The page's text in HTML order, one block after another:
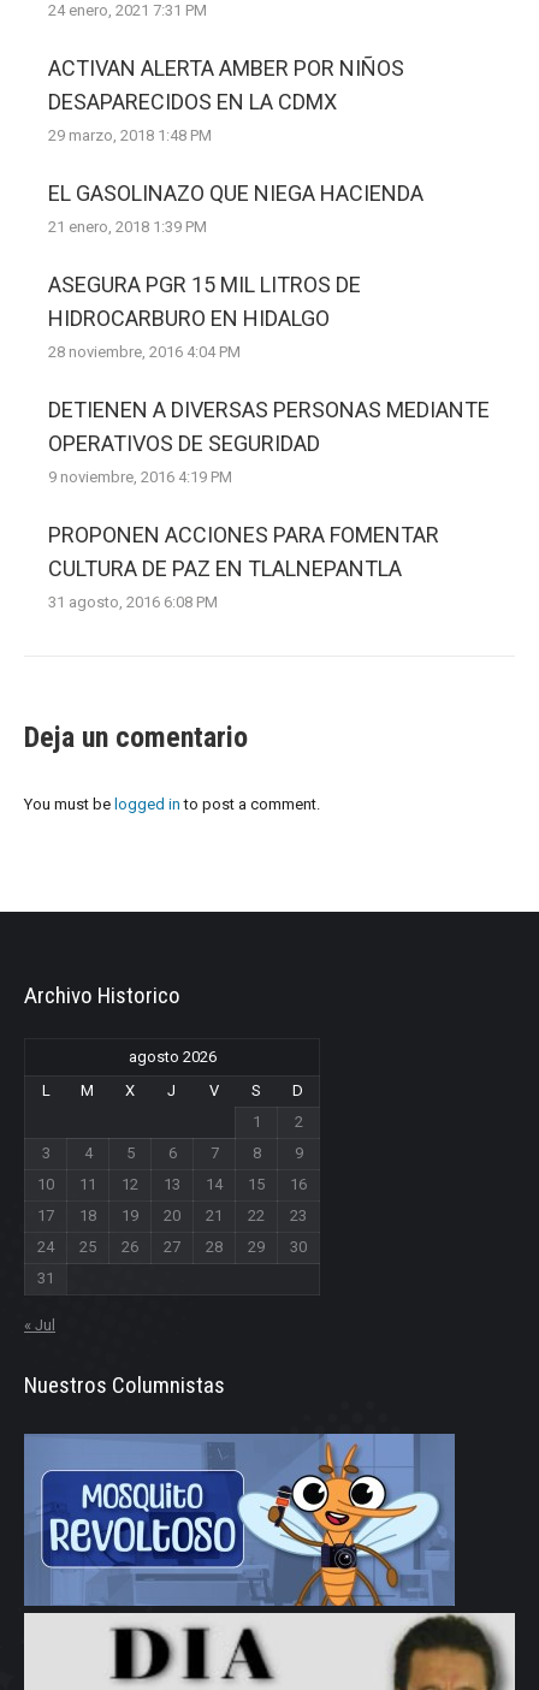
24 enero, 2021 7:31 PM
ACTIVAN ALERTA AMBER POR NIÑOS
DESAPARECIDOS EN LA CDMX
29 marzo, 2018 1:48 PM
EL GASOLINAZO QUE NIEGA HACIENDA
21 enero, 2018 1:39 PM
ASEGURA PGR 15 MIL LITROS DE
HIDROCARBURO EN HIDALGO
28 noviembre, 2016 4:04 PM
DETIENEN A DIVERSAS PERSONAS MEDIANTE
OPERATIVOS DE SEGURIDAD
9 noviembre, 2016 4:19 PM
PROPONEN ACCIONES PARA FOMENTAR
CULTURA DE PAZ EN TLALNEPANTLA
31 agosto, 2016 6:08 PM
Deja un comentario
You must be logged in to post a comment.
Archivo Historico
agosto 2026
L
M X J V S
D
1
2
3
4 5 6 7 8
9
10
11 12 13 14 15
16
17
18 19 20 21 22
23
24
25 26 27 28 29
30
31
« Jul
Nuestros Columnistas